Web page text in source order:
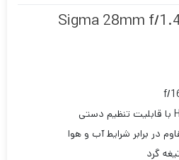
Sigma 28mm f/
برابر شرایط آب و هوا